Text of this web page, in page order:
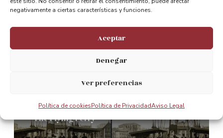
negativamente a ciertas características y funciones.
Aceptar
Denegar
Ver preferencias
Política de cookiesPolítica de PrivacidadAviso Legal
The Flying Ferry